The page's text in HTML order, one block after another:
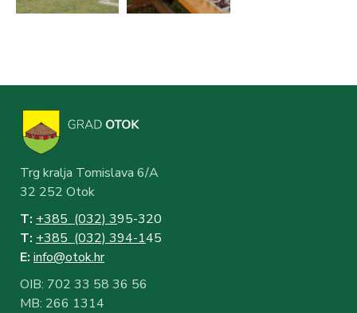
Trg kralja Tomislava 6/A
32 252 Otok
T: +385 (032) 395-320
T: +385 (032) 394-145
E: info@otok.hr
OIB: 702 33 58 36 56
MB: 266 1314